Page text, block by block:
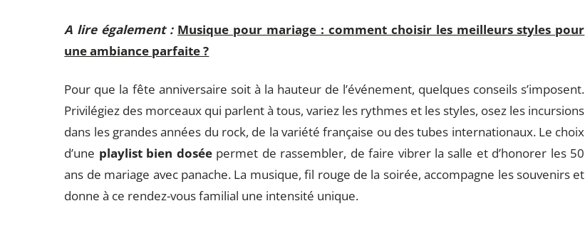
A lire également : Musique pour mariage : comment choisir les meilleurs styles pour
une ambiance parfaite ?
Pour que la fête anniversaire soit à la hauteur de l’événement, quelques conseils s’imposent.
Privilégiez des morceaux qui parlent à tous, variez les rythmes et les styles, osez les incursions
dans les grandes années du rock, de la variété française ou des tubes internationaux. Le choix
d’une playlist bien doséepermet de rassembler, de faire vibrer la salle et d’honorer les 50
ans de mariage avec panache. La musique, fil rouge de la soirée, accompagne les souvenirs et
donne à ce rendez-vous familial une intensité unique.